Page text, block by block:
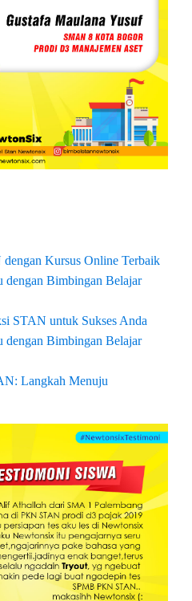
Kursus Online Terbaik
dengan Bimbingan Belajar
STAN untuk Sukses Anda
dengan Bimbingan Belajar
Langkah Menuju